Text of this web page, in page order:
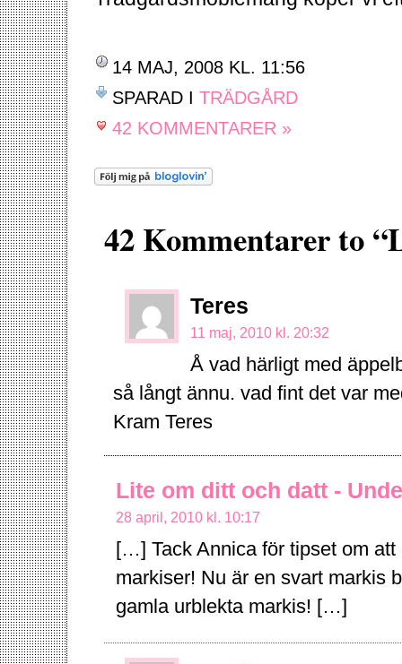
14 MAJ, 2008 KL. 11:56
SPARAD I TRÄDGÅRD
42 KOMMENTARER »
42 Kommentarer to
Teres
11 maj, 2010 kl. 20:32
Å vad härligt med
så långt ännu. vad fint det var
Kram Teres
Lite om ditt och datt -
28 april, 2010 kl. 10:17
[…] Tack Annica för tipset om
markiser! Nu är en svart markis
gamla urblekta markis! […]